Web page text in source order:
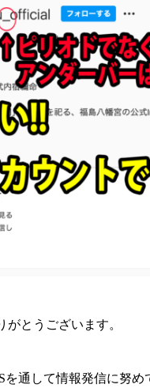
とうございます。
を通して情報発信に努め